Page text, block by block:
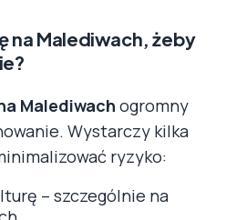
na Malediwach, żeby
Malediwach ogromny
Wystarczy kilka
ryzyko:
– szczególnie na